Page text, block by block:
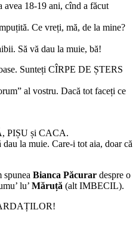
avea 18-19 ani, cînd a făcut
Ce vreți, mă, de la mine?
Să vă dau la muie, bă!
Sunteți CÎRPE DE ȘTERS
al vostru. Dacă tot faceți ce
PIȘU și CACA.
la muie. Care-i tot aia, doar că
Bianca Păcurar despre o
lu’ Măruță (alt IMBECIL).